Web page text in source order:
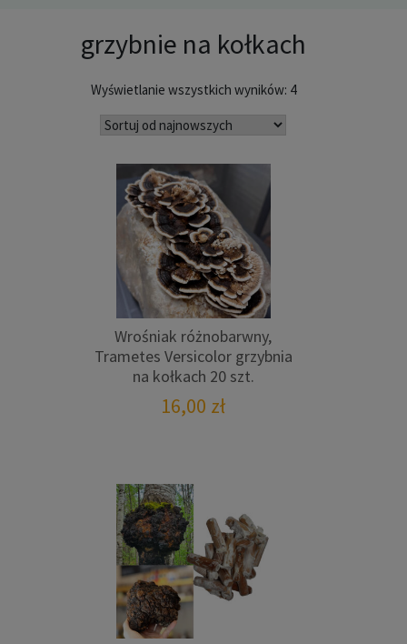
grzybnie na kołkach
Wyświetlanie wszystkich wyników: 4Posortowane
Wrośniak różnobarwny,
Trametes Versicolor grzybnia
na kołkach 20 szt.
16,00 zł